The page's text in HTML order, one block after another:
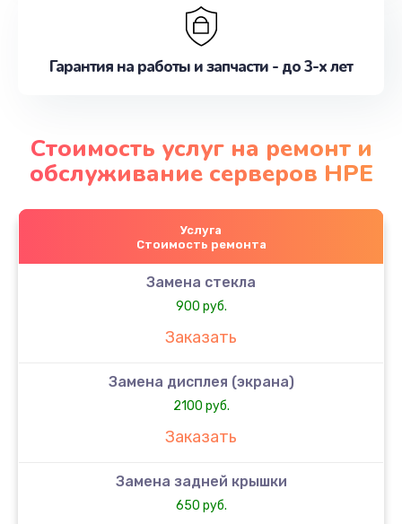
Гарантия на работы и запчасти - до 3-х лет
Стоимость услуг на ремонт и
обслуживание серверов HPE
Услуга
Стоимость ремонта
Замена стекла
900 руб.
Заказать
Замена дисплея (экрана)
2100 руб.
Заказать
Замена задней крышки
650 руб.